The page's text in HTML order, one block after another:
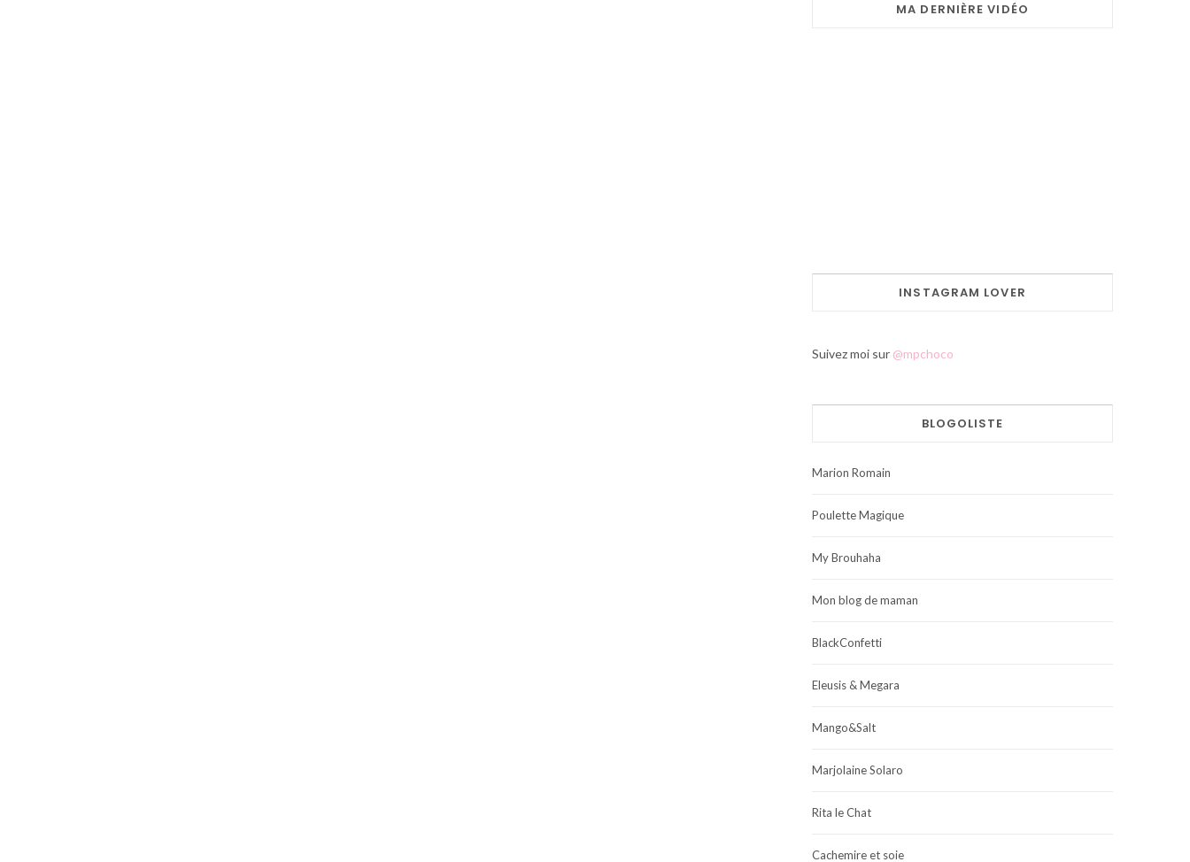
MA DERNIÈRE VIDÉO
INSTAGRAM LOVER
Suivez moi sur @mpchoco
BLOGOLISTE
Marion Romain
Poulette Magique
My Brouhaha
Mon blog de maman
BlackConfetti
Eleusis & Megara
Mango&Salt
Marjolaine Solaro
Rita le Chat
Cachemire et soie